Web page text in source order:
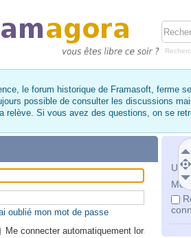
le forum historique de Framasoft, ferme
possible de consulter les discussions
relève. Si vous avez des questions, on se
Mot
oublié mon mot de passe
Me connecter automatiquement lors de